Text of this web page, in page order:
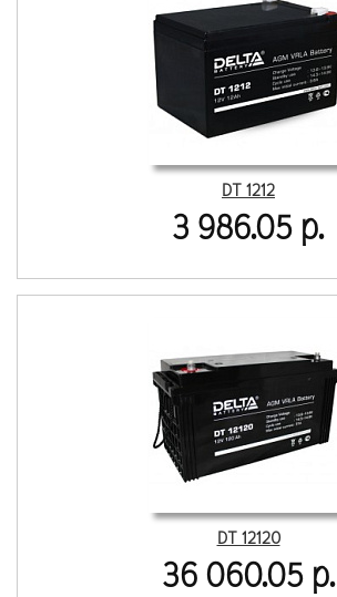
DT 1212
3 986.05 р.
DT 12120
36 060.05 р.